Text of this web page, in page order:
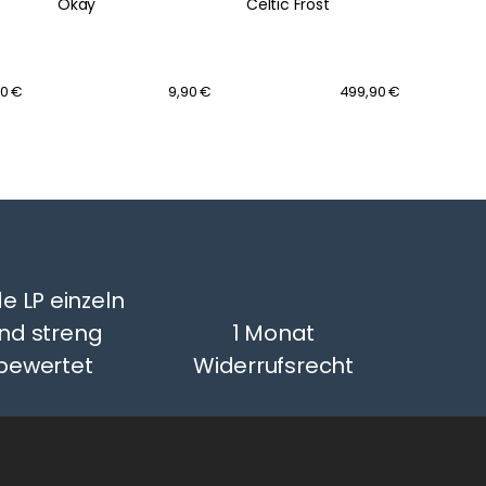
€
Okay
9,90 €
Celtic Frost
499,90 €
LP einzeln
streng
1 Monat
Widerrufsrecht